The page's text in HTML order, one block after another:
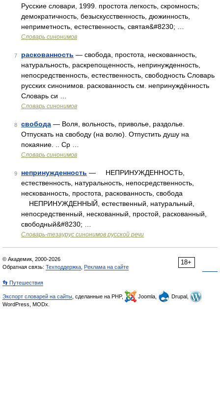
Русские словари, 1999. простота легкость, скромность;
демократичность, безыскусственность, дюжинность,
неприметность, естественность, святая&#8230; …
Словарь синонимов
7 раскованность — свобода, простота, нескованность,
натуральность, раскрепощенность, непринужденность,
непосредственность, естественность, свободность Словарь
русских синонимов. раскованность см. непринуждённость
Словарь си …
Словарь синонимов
8 свобода — Воля, вольность, приволье, раздолье.
Отпускать на свободу (на волю). Отпустить душу на
покаяние. .. Ср …
Словарь синонимов
9 непринужденность — НЕПРИНУЖДЕННОСТЬ,
естественность, натуральность, непосредственность,
нескованность, простота, раскованность, свобода
НЕПРИНУЖДЕННЫЙ, естественный, натуральный,
непосредственный, нескованный, простой, раскованный,
свободный&#8230; …
Словарь-тезаурус синонимов русской речи
18+
© Академик, 2000-2026
Обратная связь: Техподдержка Реклама на сайте
👣 Путешествия
Экспорт словарей на сайты , сделанные на PHP, Joomla,
Drupal,
WordPress, MODx.